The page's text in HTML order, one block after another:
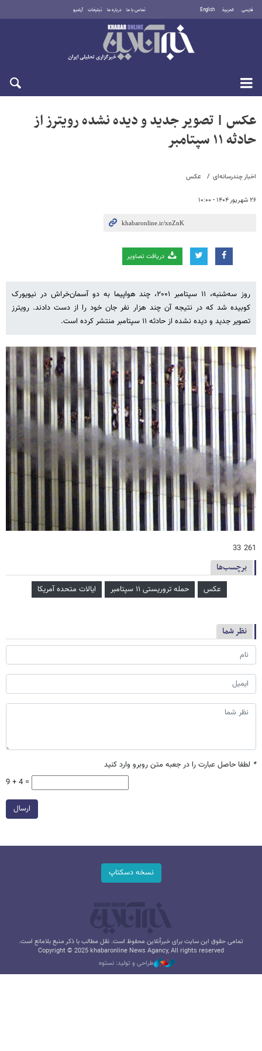
فارسی العربية English تماس با ما درباره ما تبلیغات آرشیو
جمعه ۱۶ مرداد ۱۴۰۵
اخبار چندرسانه‌ای عکس
۲۶ شهریور ۱۴۰۴ - ۱۰:۰۰
دریافت تصاویر
عکس | تصویر جدید و دیده نشده رویترز از
حادثه ۱۱ سپتامبر
روز سه‌شنبه، ۱۱ سپتامبر ۲۰۰۱، چند هواپیما به دو آسمان‌خراش در نیویورک
کوبیده شد که در نتیجه آن چند هزار نفر جان خود را از دست دادند. رویترز
تصویر جدید و دیده نشده از حادثه ۱۱ سپتامبر منتشر کرده است.
261 33
برچسب‌ها
عکس حمله تروریستی ۱۱ سپتامبر ایالات متحده آمریکا
نظر شما
* لطفا حاصل عبارت را در جعبه متن روبرو وارد کنید
9 + 4 =
ارسال
نسخه دسکتاپ
تمامی حقوق این سایت برای خبرآنلاین محفوظ است. نقل مطالب با ذکر منبع بلامانع است.
Copyright © 2025 khabaronline News Agancy, All rights reserved
طراحی و تولید: نستوه